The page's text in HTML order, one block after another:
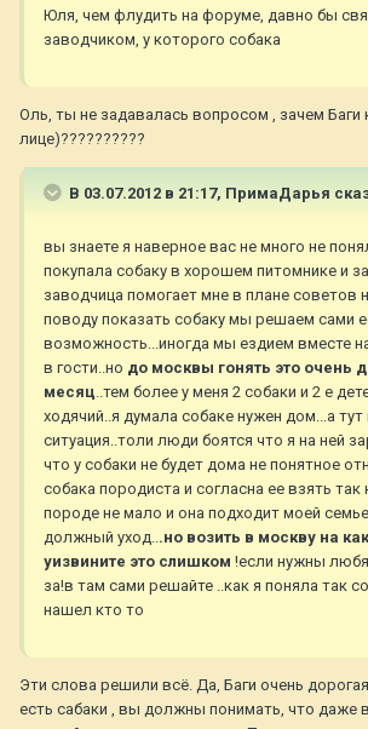
Юля, чем флудить на форуме, давно бы
заводчиком, у которого собака
Оль, ты не задавалась вопросом , зачем Баги
лице)??????????
В 03.07.2012 в 21:17, ПримаДарья
вы знаете я наверное вас не много не
покупала собаку в хорошем питомнике и
заводчица помогает мне в плане советов
поводу показать собаку мы решаем сами
возможность...иногда мы ездием вместе
в гости..но до москвы гонять это очень
месяц..тем более у меня 2 собаки и 2 е
ходячий..я думала собаке нужен дом...а тут
ситуация..толи люди боятся что я на ней
что у собаки не будет дома не понятное
собака породиста и согласна ее взять так
породе не мало и она подходит моей
должный уход...но возить в москву на
уизвините это слишком !если нужны
за!в там сами решайте ..как я поняла так
нашел кто то
Эти слова решили всё. Да, Баги очень
есть сабаки , вы должны понимать, что даже